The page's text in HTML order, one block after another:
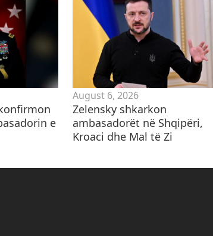
e
August 6, 2026
Zelensky shkarkon
ambasadorët në Shqipëri,
Kroaci dhe Mal të Zi